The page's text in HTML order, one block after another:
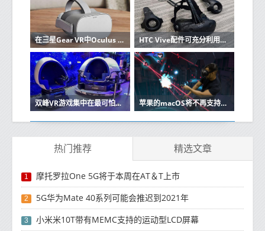
在三星Gear VR中Oculus Go的性能比Galaxy S7好得多 HTC Vive配件可充分利用VR耳机的附加组件和设备
双峰VR游戏集中在最可怕的疯狂的部分显示 苹果的macOS将不再支持SteamVR
热门推荐 精选文章
1 摩托罗拉One 5G将于本周在AT＆T上市
2 5G华为Mate 40系列可能会推迟到2021年
3 小米米10T带有MEMC支持的运动型LCD屏幕